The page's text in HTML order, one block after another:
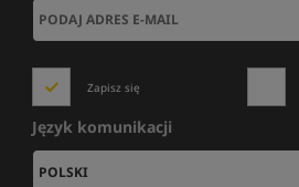
Zapisz się
Język komunikacji